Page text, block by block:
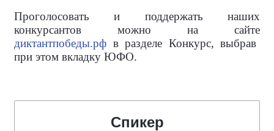
Проголосовать и поддержать наших
конкурсантов можно на сайте
диктантпобеды.рф в разделе Конкурс, выбрав
при этом вкладку ЮФО.
Спикер